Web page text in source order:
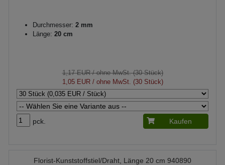
Durchmesser: 2 mm
Länge: 20 cm
1,17 EUR/ ohne MwSt. (30 Stück)
1,05 EUR/ ohne MwSt. (30 Stück)
pck. Kaufen
Florist-Kunststoffstiel/Draht, Länge 20 cm 940890